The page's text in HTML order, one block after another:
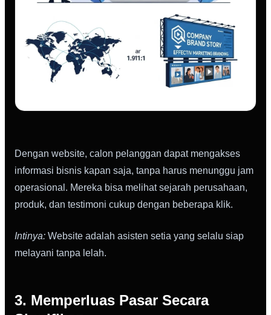
Dengan website, calon pelanggan dapat mengakses
informasi bisnis kapan saja, tanpa harus menunggu jam
operasional. Mereka bisa melihat sejarah perusahaan,
produk, dan testimoni cukup dengan beberapa klik.
Intinya: Website adalah asisten setia yang selalu siap
melayani tanpa lelah.
3. Memperluas Pasar Secara